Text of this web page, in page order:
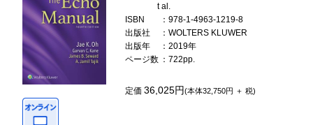
t al.
ISBN
：978-1-4963-1219-8
出版社
：WOLTERS KLUWER
出版年
：2019年
ページ数 ：722pp.
定価36,025円(本体32,750円 ＋ 税)